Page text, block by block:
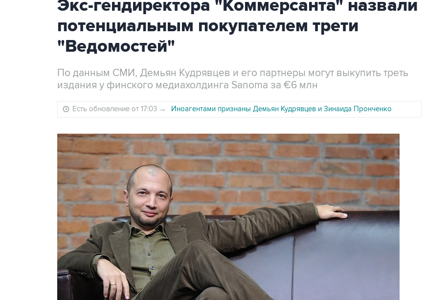
Экс-гендиректора "Коммерсанта" назвали
потенциальным покупателем трети
"Ведомостей"
По данным СМИ, Демьян Кудрявцев и его партнеры могут выкупить треть
издания у финского медиахолдинга Sanoma за €6 млн
Есть обновление от 17:03 → Иноагентами признаны Демьян Кудрявцев и Зинаида Пронченко